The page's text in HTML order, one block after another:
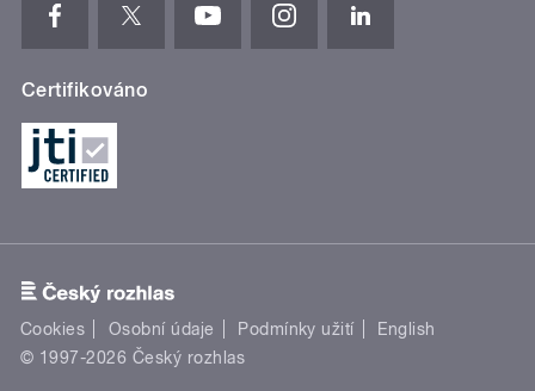
Certifikováno
Cookies Osobní údaje Podmínky užití
English
© 1997-2026 Český rozhlas